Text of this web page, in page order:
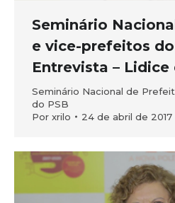
Seminário
e vice-prefeitos do
Entrevista – Lidice
Seminário Nacional de
do PSB
Por xrilo 24 de abril de 2017